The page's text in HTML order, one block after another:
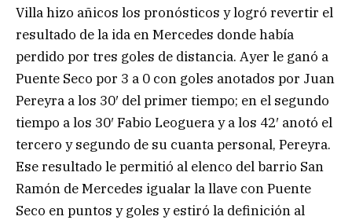
Villa hizo añicos los pronósticos y logró revertir el
resultado de la ida en Mercedes donde había
perdido por tres goles de distancia. Ayer le ganó a
Puente Seco por 3 a 0 con goles anotados por Juan
Pereyra a los 30′ del primer tiempo; en el segundo
tiempo a los 30′ Fabio Leoguera y a los 42′ anotó el
tercero y segundo de su cuanta personal, Pereyra.
Ese resultado le permitió al elenco del barrio San
Ramón de Mercedes igualar la llave con Puente
Seco en puntos y goles y estiró la definición al